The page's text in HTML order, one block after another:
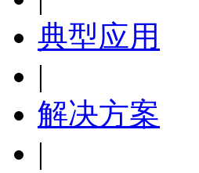
典型应用
|
解决方案
|